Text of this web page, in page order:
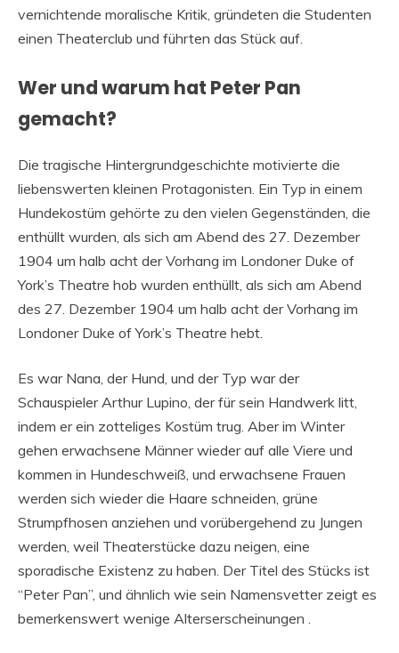
vernichtende moralische Kritik, gründeten die Studenten
einen Theaterclub und führten das Stück auf.
Wer und warum hat Peter Pan
gemacht?
Die tragische Hintergrundgeschichte motivierte die
liebenswerten kleinen Protagonisten. Ein Typ in einem
Hundekostüm gehörte zu den vielen Gegenständen, die
enthüllt wurden, als sich am Abend des 27. Dezember
1904 um halb acht der Vorhang im Londoner Duke of
York’s Theatre hob wurden enthüllt, als sich am Abend
des 27. Dezember 1904 um halb acht der Vorhang im
Londoner Duke of York’s Theatre hebt.
Es war Nana, der Hund, und der Typ war der
Schauspieler Arthur Lupino, der für sein Handwerk litt,
indem er ein zotteliges Kostüm trug. Aber im Winter
gehen erwachsene Männer wieder auf alle Viere und
kommen in Hundeschweiß, und erwachsene Frauen
werden sich wieder die Haare schneiden, grüne
Strumpfhosen anziehen und vorübergehend zu Jungen
werden, weil Theaterstücke dazu neigen, eine
sporadische Existenz zu haben. Der Titel des Stücks ist
“Peter Pan”, und ähnlich wie sein Namensvetter zeigt es
bemerkenswert wenige Alterserscheinungen .